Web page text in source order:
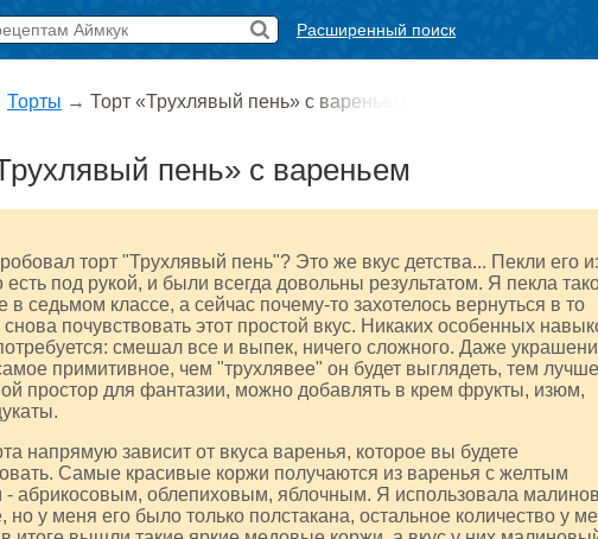
Расширенный поиск
Торты → Торт «Трухлявый пень» с вареньем
пень» с вареньем
торт "Трухлявый пень"? Это же вкус детства... Пекли его
есть под рукой, и были всегда довольны результатом. Я пекла
в седьмом классе, а сейчас почему-то захотелось вернуться в то
почувствовать этот простой вкус. Никаких особенных
смешал все и выпек, ничего сложного. Даже
примитивное, чем "трухлявее" он будет выглядеть, тем
простор для фантазии, можно добавлять в крем фрукты, изюм,
напрямую зависит от вкуса варенья, которое вы будете
Самые красивые коржи получаются из варенья с желтым
- абрикосовым, облепиховым, яблочным. Я использовала
но у меня его было только полстакана, остальное количество у